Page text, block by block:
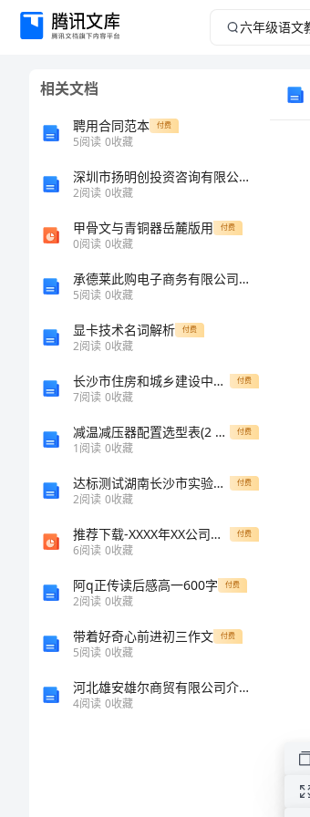
六
相关文档
聘用合同范本 付费
5阅读 0收藏
深圳市扬明创投资咨询有限公司介绍企业发展分析报告
2阅读 0收藏
甲骨文与青铜器岳麓版用 付费
0阅读 0收藏
承德莱此购电子商务有限公司介绍企业发展分析报告
5阅读 0收藏
显卡技术名词解析 付费
2阅读 0收藏
长沙市住房和城乡建设中心公开招考5名工作人员同步测试模拟卷第74版 付费
7阅读 0收藏
减温减压器配置选型表(2 011-7-14) 付费
1阅读 0收藏
达标测试湖南长沙市实验中学数学七年级上册一元一次方程综合测评试题（详解） 付费
2阅读 0收藏
推荐下载-XXXX年XX公司包装培训基础教材44页 精品 付费
6阅读 0收藏
阿q正传读后感高一600字 付费
2阅读 0收藏
带着好奇心前进初三作文 付费
5阅读 0收藏
河北雄安雄尔商贸有限公司介绍企业发展分析报告
4阅读 0收藏